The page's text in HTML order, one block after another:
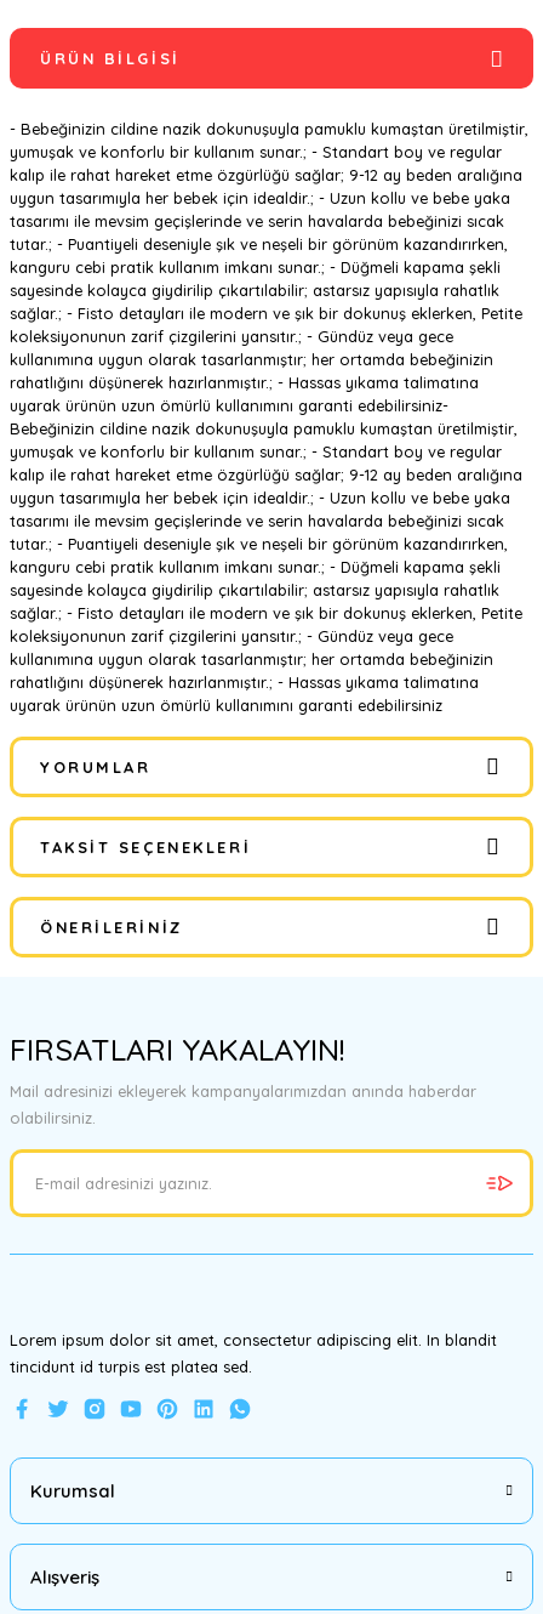
ÜRÜN BILGISI
- Bebeğinizin cildine nazik dokunuşuyla pamuklu kumaştan üretilmiştir,
yumuşak ve konforlu bir kullanım sunar.; - Standart boy ve regular
kalıp ile rahat hareket etme özgürlüğü sağlar; 9-12 ay beden aralığına
uygun tasarımıyla her bebek için idealdir.; - Uzun kollu ve bebe yaka
tasarımı ile mevsim geçişlerinde ve serin havalarda bebeğinizi sıcak
tutar.; - Puantiyeli deseniyle şık ve neşeli bir görünüm kazandırırken,
kanguru cebi pratik kullanım imkanı sunar.; - Düğmeli kapama şekli
sayesinde kolayca giydirilip çıkartılabilir; astarsız yapısıyla rahatlık
sağlar.; - Fisto detayları ile modern ve şık bir dokunuş eklerken, Petite
koleksiyonunun zarif çizgilerini yansıtır.; - Gündüz veya gece
kullanımına uygun olarak tasarlanmıştır; her ortamda bebeğinizin
rahatlığını düşünerek hazırlanmıştır.; - Hassas yıkama talimatına
uyarak ürünün uzun ömürlü kullanımını garanti edebilirsiniz-
Bebeğinizin cildine nazik dokunuşuyla pamuklu kumaştan üretilmiştir,
yumuşak ve konforlu bir kullanım sunar.; - Standart boy ve regular
kalıp ile rahat hareket etme özgürlüğü sağlar; 9-12 ay beden aralığına
uygun tasarımıyla her bebek için idealdir.; - Uzun kollu ve bebe yaka
tasarımı ile mevsim geçişlerinde ve serin havalarda bebeğinizi sıcak
tutar.; - Puantiyeli deseniyle şık ve neşeli bir görünüm kazandırırken,
kanguru cebi pratik kullanım imkanı sunar.; - Düğmeli kapama şekli
sayesinde kolayca giydirilip çıkartılabilir; astarsız yapısıyla rahatlık
sağlar.; - Fisto detayları ile modern ve şık bir dokunuş eklerken, Petite
koleksiyonunun zarif çizgilerini yansıtır.; - Gündüz veya gece
kullanımına uygun olarak tasarlanmıştır; her ortamda bebeğinizin
rahatlığını düşünerek hazırlanmıştır.; - Hassas yıkama talimatına
uyarak ürünün uzun ömürlü kullanımını garanti edebilirsiniz
YORUMLAR
Bu ürüne ilk yorumu siz yapın!
Yorum Yaz
TAKSIT SEÇENEKLERI
ÖNERILERINIZ
tarafımıza iletebilirsiniz.
Görüş ve önerileriniz için teşekkür ederiz.
Ürün resmi kalitesiz, bozuk veya görüntülenemiyor.
Ürün bilgilerinde hatalar bulunuyor.
FIRSATLARI YAKALAYIN!
Mail adresinizi ekleyerek kampanyalarımızdan anında haberdar
olabilirsiniz.
Lorem ipsum dolor sit amet, consectetur adipiscing elit. In blandit
tincidunt id turpis est platea sed.
Kurumsal
Alışveriş